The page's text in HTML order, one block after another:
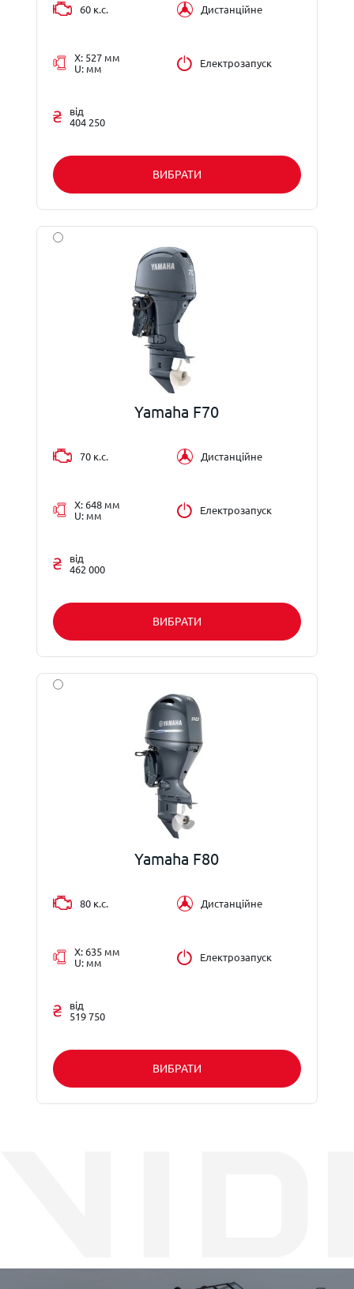
60 к.с. Дистанційне
X: 527 мм
U: мм
Електрозапуск
від
404 250
ВИБРАТИ
Yamaha F70
70 к.с. Дистанційне
X: 648 мм
U: мм
Електрозапуск
від
462 000
ВИБРАТИ
Yamaha F80
80 к.с. Дистанційне
X: 635 мм
U: мм
Електрозапуск
від
519 750
ВИБРАТИ